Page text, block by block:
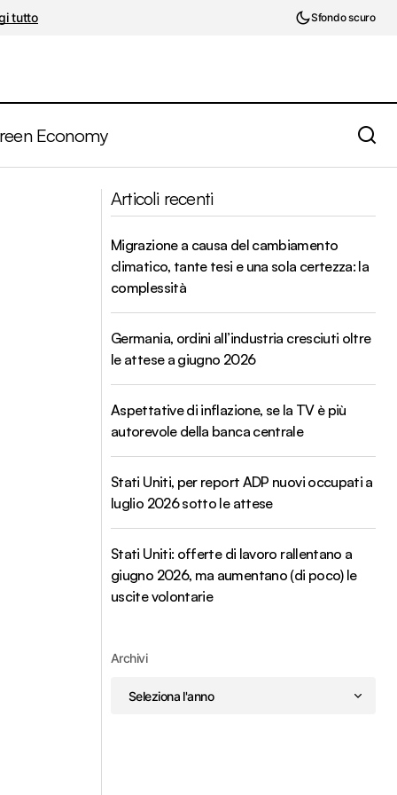
tutto Sfondo scuro
Economy
risultato. Si riducono davvero le
emissioni inquinanti?
Articoli recenti
Migrazione a causa del cambiamento
climatico, tante tesi e una sola certezza: la
complessità
Germania, ordini all’industria cresciuti oltre
le attese a giugno 2026
Aspettative di inflazione, se la TV è più
autorevole della banca centrale
Stati Uniti, per report ADP nuovi occupati a
luglio 2026 sotto le attese
Stati Uniti: offerte di lavoro rallentano a
giugno 2026, ma aumentano (di poco) le
uscite volontarie
Archivi